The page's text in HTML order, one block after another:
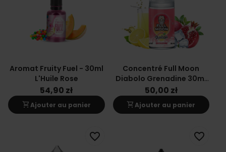
Aromat Fruity Fuel - 30ml
L'Huile Rose
54,90 zł
shopping_cartAjouter au panier
Concentré Full Moon
Diabolo Grenadine 30ml
Arôme
50,00 zł
shopping_cartAjouter au panier
favorite_border favorite_border